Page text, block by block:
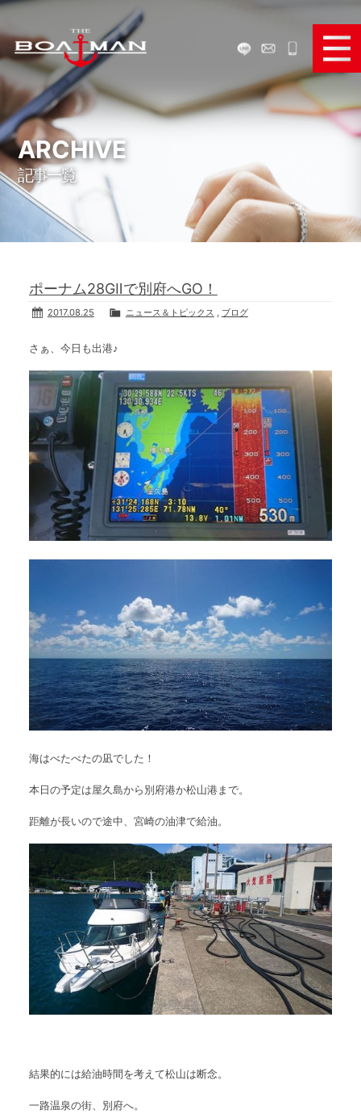
ボートで遊ぶ
ボートを買う
ボートを売る
ボートパーツ販売
お役立ち情報
メディア＆SNS
The Boat Manとは
ARCHIVE
記事一覧
ポーナム28GⅡで別府へGO！
2017.08.25 ニュース＆トピックス ブログ
さぁ、今日も出港♪
海はべたべたの凪でした！
本日の予定は屋久島から別府港か松山港まで。
距離が長いので途中、宮崎の油津で給油。
結果的には給油時間を考えて松山は断念。
一路温泉の街、別府へ。